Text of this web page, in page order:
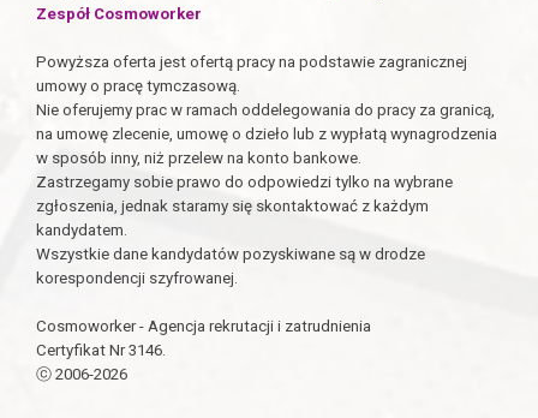
Zespół Cosmoworker
Powyższa oferta jest ofertą pracy na podstawie zagranicznej
umowy o pracę tymczasową.
Nie oferujemy prac w ramach oddelegowania do pracy za granicą,
na umowę zlecenie, umowę o dzieło lub z wypłatą wynagrodzenia
w sposób inny, niż przelew na konto bankowe.
Zastrzegamy sobie prawo do odpowiedzi tylko na wybrane
zgłoszenia, jednak staramy się skontaktować z każdym
kandydatem.
Wszystkie dane kandydatów pozyskiwane są w drodze
korespondencji szyfrowanej.
Cosmoworker - Agencja rekrutacji i zatrudnienia
Certyfikat Nr 3146.
ⓒ 2006-2026